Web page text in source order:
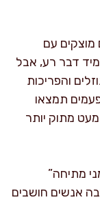
מוצקים עם
דבר רע, אבל
והפריכות
תמצאו
מעט מתוק יותר
מתיחה”
אנשים חושבים